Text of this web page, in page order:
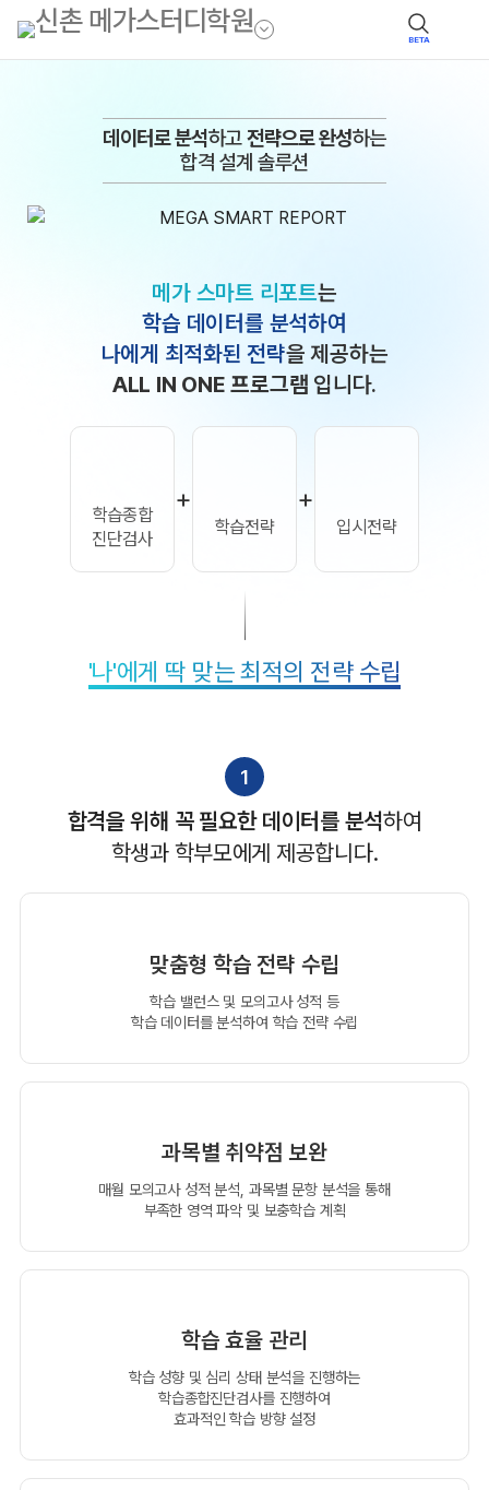
BETA
데이터로 분석하고전략으로 완성하는
합격 설계 솔루션
메가 스마트 리포트는
학습 데이터를 분석하여
나에게 최적화된 전략을 제공하는
ALL IN ONE 프로그램 입니다.
학습종합
진단검사
+
학습전략
+
입시전략
'나'에게 딱 맞는 최적의 전략 수립
1
합격을 위해 꼭 필요한 데이터를 분석하여
학생과 학부모에게 제공합니다.
맞춤형 학습 전략 수립
학습 밸런스 및 모의고사 성적 등
학습 데이터를 분석하여 학습 전략 수립
과목별 취약점 보완
매월 모의고사 성적 분석, 과목별 문항 분석을 통해
부족한 영역 파악 및 보충학습 계획
학습 효율 관리
학습 성향 및 심리 상태 분석을 진행하는
학습종합진단검사를 진행하여
효과적인 학습 방향 설정